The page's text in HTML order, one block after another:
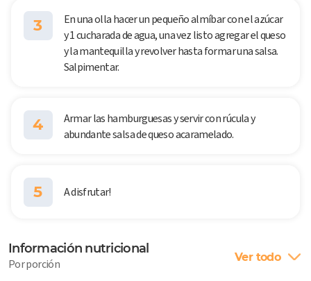
3
En una olla hacer un pequeño almíbar con el azúcar
y 1 cucharada de agua, una vez listo agregar el queso
y la mantequilla y revolver hasta formar una salsa.
Salpimentar.
4
Armar las hamburguesas y servir con rúcula y
abundante salsa de queso acaramelado.
5 A disfrutar!
Información nutricional
Por porción Ver todo